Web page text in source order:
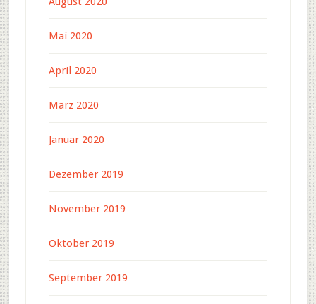
Mai 2020
April 2020
März 2020
Januar 2020
Dezember 2019
November 2019
Oktober 2019
September 2019